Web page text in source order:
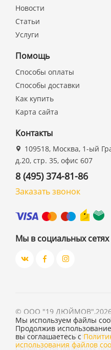
Новости
Статьи
Услуги
Помощь
Способы оплаты
Способы доставки
Как купить
Карта сайта
Контакты
109518, Москва, 1-ый
д.20, стр. 35, офис 607
8 (495) 374-81-86
Заказать звонок
Мы в социальных сетях
© ООО "19 ДЮЙМОВ",
Политика
Согласие на обработку
Мы используем файлы
Продолжив
вы соглашаетесь с
использования файлов